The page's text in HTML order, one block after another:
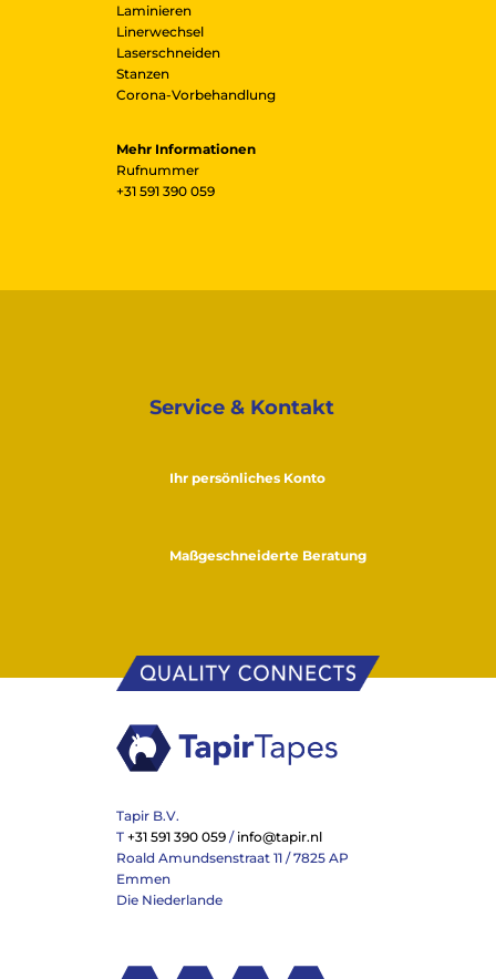
Laminieren
Linerwechsel
Laserschneiden
Stanzen
Corona-Vorbehandlung
Mehr Informationen
Rufnummer
+31 591 390 059
Service & Kontakt
Ihr persönliches Konto
Maßgeschneiderte Beratung
Tapir B.V.
T+31 591 390 059 / info@tapir.nl
Roald Amundsenstraat 11 / 7825 AP
Emmen
Die Niederlande